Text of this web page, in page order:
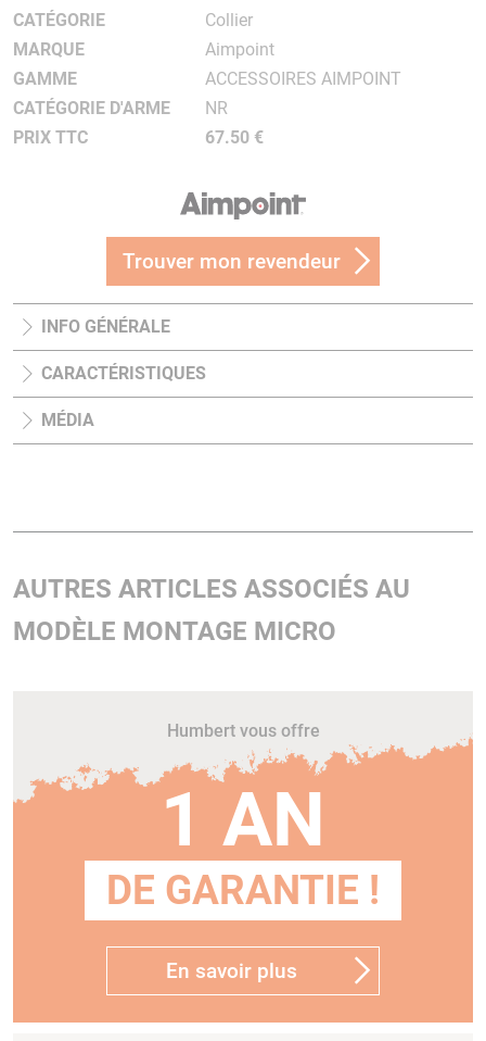
CATÉGORIE
Collier
MARQUE
Aimpoint
GAMME
ACCESSOIRES AIMPOINT
CATÉGORIE D'ARME
NR
PRIX TTC
67.50 €
Trouver mon revendeur
INFO GÉNÉRALE
CARACTÉRISTIQUES
MÉDIA
AUTRES ARTICLES ASSOCIÉS AU
MODÈLE MONTAGE MICRO
Humbert vous offre
1 AN
DE GARANTIE !
En savoir plus